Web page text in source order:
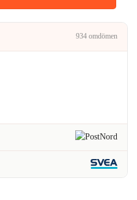
934 omdömen